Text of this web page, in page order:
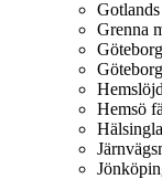
Grenna
Hemsö